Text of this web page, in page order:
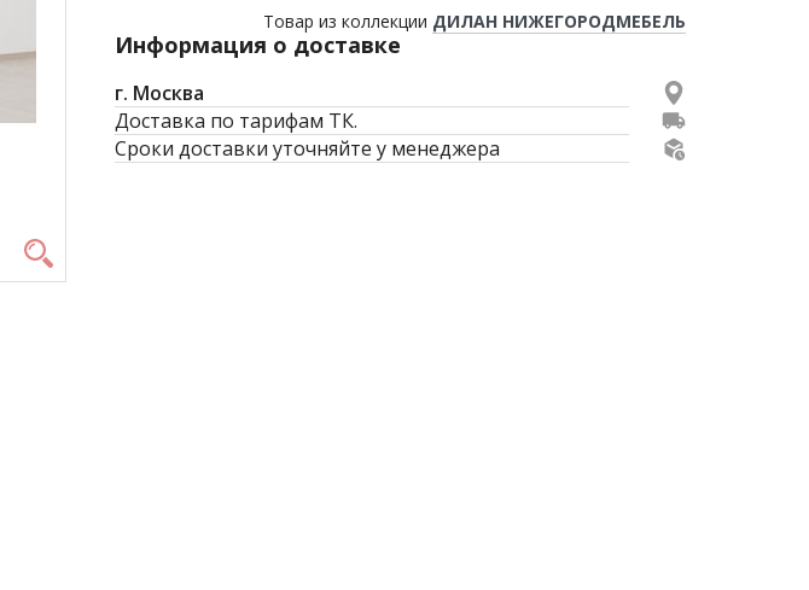
Товар из коллекции ДИЛАН НИЖЕГОРОДМЕБЕЛЬ
Информация о доставке
г. Москва
Доставка по тарифам ТК.
Сроки доставки уточняйте у менеджера